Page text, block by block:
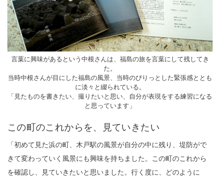
言葉に興味があるという中根さんは、福島の旅を言葉にして残してき
た。
当時中根さんが目にした福島の風景、当時のぴりっとした緊張感ととも
に淡々と綴られている。
「見たものを書きたい、撮りたいと思い、自分が表現をする練習になる
と思っています」
この町のこれからを、見ていきたい
「初めて見た浜の町、木戸駅の風景が自分の中に残り、堤防がで
きて変わっていく風景にも興味を持ちました。この町のこれから
を確認し、見ていきたいと思いました。行く度に、どのように